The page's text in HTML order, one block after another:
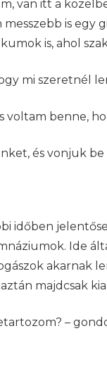
van itt a
is egy
is, ahol
mi szeretnél
voltam benne,
és vonjuk be
időben
Ide
akarnak
majdcsak
–